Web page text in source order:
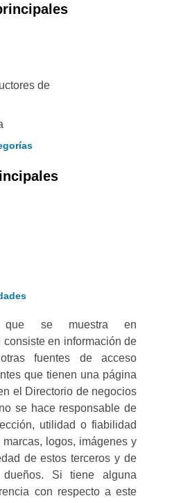
de
que se muestra en
consiste en información de
fuentes de acceso
que tienen una página
el Directorio de negocios
se hace responsable de
utilidad o fiabilidad
logos, imágenes y
de estos terceros y de
dueños. Si tiene alguna
con respecto a este